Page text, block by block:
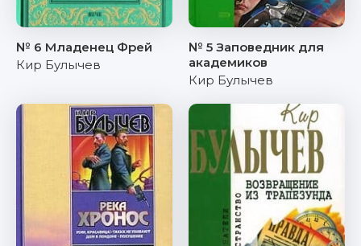
№ 6 Младенец Фрей
Кир Булычев
№ 5 Заповедник для
академиков
Кир Булычев